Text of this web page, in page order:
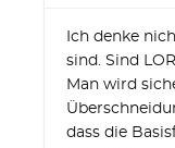
Ich denke
sind. Sind
Man wird
dass die